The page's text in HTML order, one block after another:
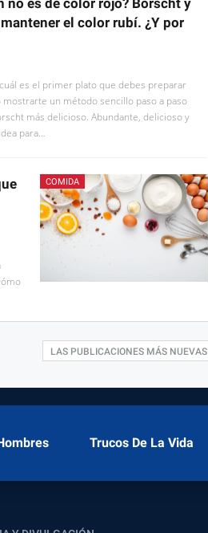
el color rubí. ¿Y por
es el primer plato que debes preparar
mostrarte un método sencillo paso a paso
más delicioso. Abundante, delicioso y
para…
COMIDA
LAS PUBLICACIONES MÁS NUEVAS
Trucos De La Vida